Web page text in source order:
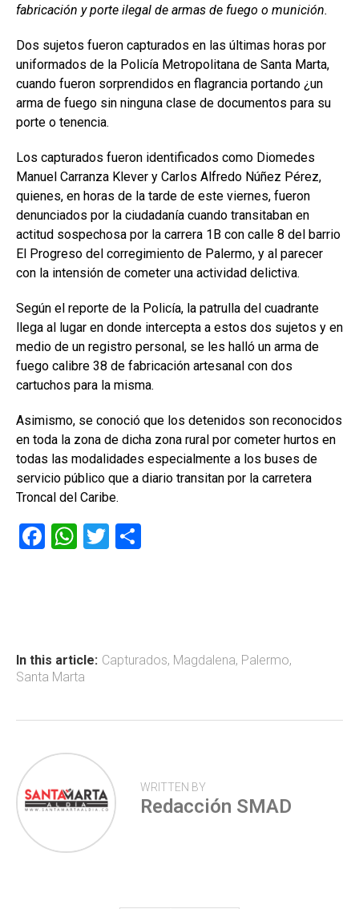
fabricación y porte ilegal de armas de fuego o munición.
Dos sujetos fueron capturados en las últimas horas por
uniformados de la Policía Metropolitana de Santa Marta,
cuando fueron sorprendidos en flagrancia portando ¿un
arma de fuego sin ninguna clase de documentos para su
porte o tenencia.
Los capturados fueron identificados como Diomedes
Manuel Carranza Klever y Carlos Alfredo Núñez Pérez,
quienes, en horas de la tarde de este viernes, fueron
denunciados por la ciudadanía cuando transitaban en
actitud sospechosa por la carrera 1B con calle 8 del barrio
El Progreso del corregimiento de Palermo, y al parecer
con la intensión de cometer una actividad delictiva.
Según el reporte de la Policía, la patrulla del cuadrante
llega al lugar en donde intercepta a estos dos sujetos y en
medio de un registro personal, se les halló un arma de
fuego calibre 38 de fabricación artesanal con dos
cartuchos para la misma.
Asimismo, se conoció que los detenidos son reconocidos
en toda la zona de dicha zona rural por cometer hurtos en
todas las modalidades especialmente a los buses de
servicio público que a diario transitan por la carretera
Troncal del Caribe.
F
ok
W
p
p
T
tir
In this article: Capturados, Magdalena, Palermo,
Santa Marta
WRITTEN BY
Redacción SMAD